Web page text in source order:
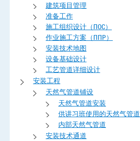
建筑项目管理
准备工作
施工组织设计（ПОС）
作业施工方案（ППР）
安装技术地图
设备基础设计
工艺管道详细设计
安装工程
天然气管道铺设
天然气管道安装
供讲习班使用的天然气管道
内部天然气管道
安装技术通道